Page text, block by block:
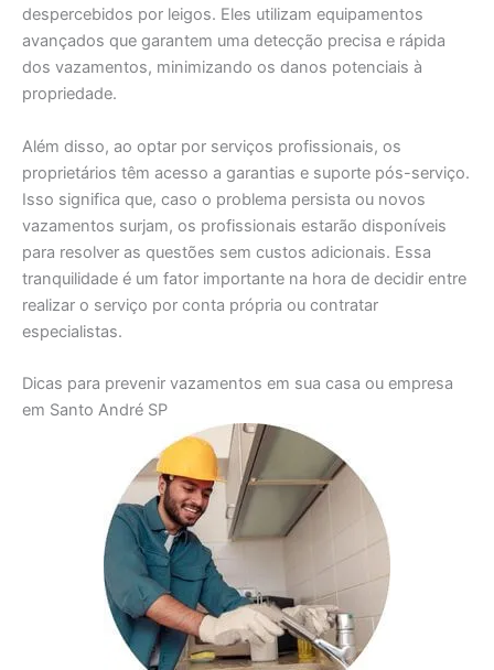
despercebidos por leigos. Eles utilizam equipamentos
avançados que garantem uma detecção precisa e rápida
dos vazamentos, minimizando os danos potenciais à
propriedade.
Além disso, ao optar por serviços profissionais, os
proprietários têm acesso a garantias e suporte pós-serviço.
Isso significa que, caso o problema persista ou novos
vazamentos surjam, os profissionais estarão disponíveis
para resolver as questões sem custos adicionais. Essa
tranquilidade é um fator importante na hora de decidir entre
realizar o serviço por conta própria ou contratar
especialistas.
Dicas para prevenir vazamentos em sua casa ou empresa
em Santo André SP